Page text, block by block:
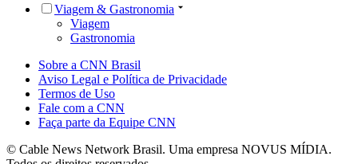
Viagem & Gastronomia
Viagem
Gastronomia
Sobre a CNN Brasil
Aviso Legal e Política de Privacidade
Termos de Uso
Fale com a CNN
Faça parte da Equipe CNN
© Cable News Network Brasil. Uma empresa NOVUS MÍDIA.